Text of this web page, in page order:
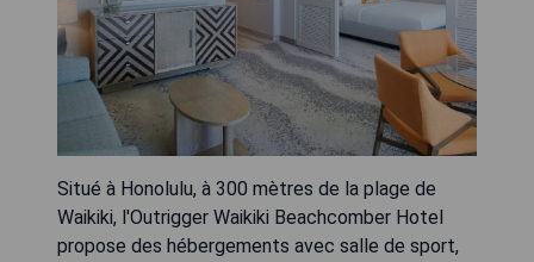
Situé à Honolulu, à 300 mètres de la plage de
Waikiki, l'Outrigger Waikiki Beachcomber Hotel
propose des hébergements avec salle de sport,